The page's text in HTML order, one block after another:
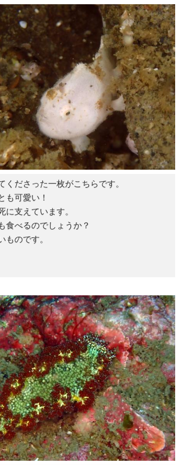
くださった一枚がこちらです。
も可愛い！
に支えています。
食べるのでしょうか？
ものです。